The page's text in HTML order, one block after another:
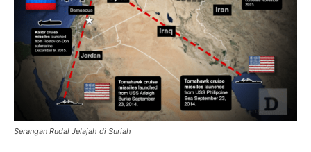
Serangan Rudal Jelajah di Suriah